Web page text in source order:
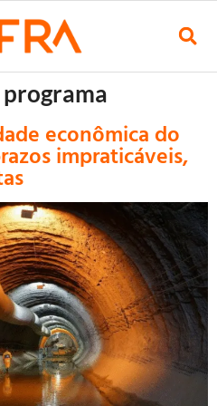
econômica do
impraticáveis,